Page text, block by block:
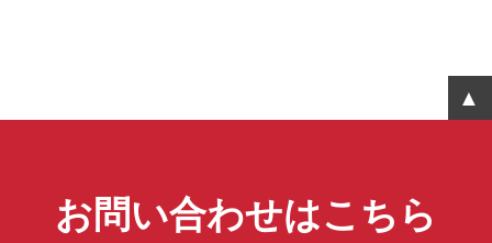
お問い合わせはこちら